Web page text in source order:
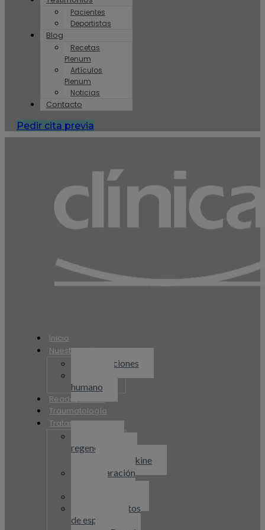
Pacientes
Deportistas
Blog
Recetas
Plenum
Artículos
Plenum
Noticias
Contacto
Pedir cita previa
Inicio
Nuestra Clínica
Instalaciones
humano
Readaptación
Traumatología
Tratamientos
regenerativa
Orthokine
Preparación
Tratamientos
de espalda